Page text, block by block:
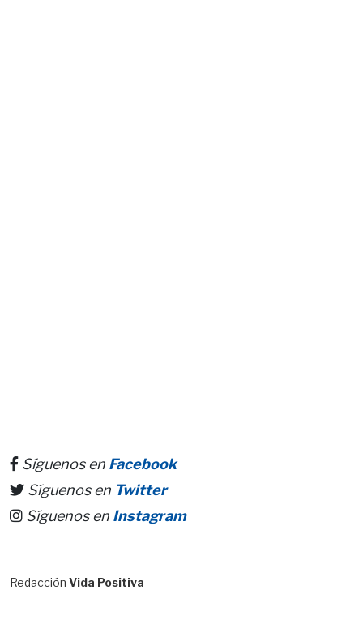
Síguenos en Facebook
Síguenos en Twitter
Síguenos en Instagram
Redacción Vida Positiva